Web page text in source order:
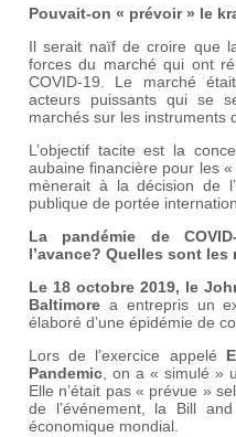
Pouvait-on « prévoir » le
Il serait naïf de croire que
forces du marché qui ont
COVID-19. Le marché
acteurs puissants qui se
marchés sur les instruments
L’objectif tacite est la
aubaine financière pour les
mènerait à la décision de
publique de portée
La pandémie de
l’avance? Quelles sont
Le 18 octobre 2019, le
Baltimore a entrepris un
élaboré d’une épidémie de
Lors de l’exercice appelé
Pandemic, on a « simulé »
Elle n’était pas « prévue »
de l’événement, la Bill
économique mondial.